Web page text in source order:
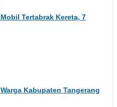
Mobil Tertabrak Kereta, 7
Warga Kabupaten Tangerang